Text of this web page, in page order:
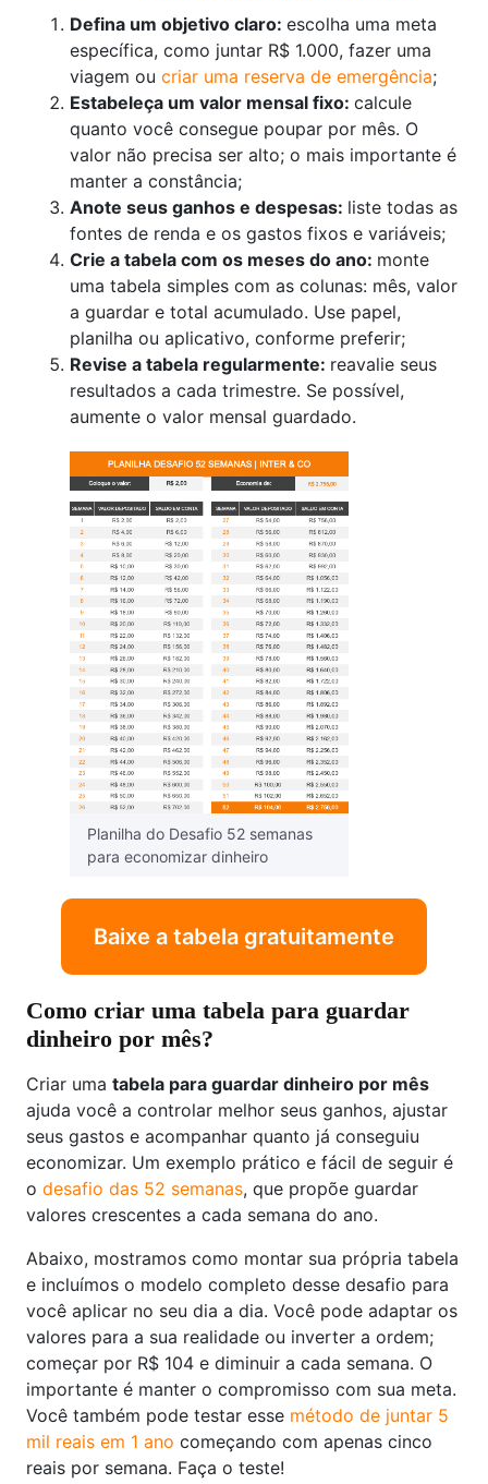
Defina um objetivo claro: escolha uma meta
específica, como juntar R$ 1.000, fazer uma
viagem ou criar uma reserva de emergência;
Estabeleça um valor mensal fixo: calcule
quanto você consegue poupar por mês. O
valor não precisa ser alto; o mais importante é
manter a constância;
Anote seus ganhos e despesas: liste todas as
fontes de renda e os gastos fixos e variáveis;
Crie a tabela com os meses do ano: monte
uma tabela simples com as colunas: mês, valor
a guardar e total acumulado. Use papel,
planilha ou aplicativo, conforme preferir;
Revise a tabela regularmente: reavalie seus
resultados a cada trimestre. Se possível,
aumente o valor mensal guardado.
Planilha do Desafio 52 semanas
para economizar dinheiro
Baixe a tabela gratuitamente
Como criar uma tabela para guardar
dinheiro por mês?
Criar uma tabela para guardar dinheiro por mês
ajuda você a controlar melhor seus ganhos, ajustar
seus gastos e acompanhar quanto já conseguiu
economizar. Um exemplo prático e fácil de seguir é
o desafio das 52 semanas, que propõe guardar
valores crescentes a cada semana do ano.
Abaixo, mostramos como montar sua própria tabela
e incluímos o modelo completo desse desafio para
você aplicar no seu dia a dia. Você pode adaptar os
valores para a sua realidade ou inverter a ordem;
começar por R$ 104 e diminuir a cada semana. O
importante é manter o compromisso com sua meta.
Você também pode testar esse método de juntar 5
mil reais em 1 ano começando com apenas cinco
reais por semana. Faça o teste!